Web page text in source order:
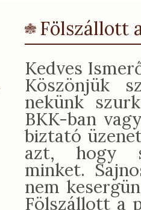
Fölszállott
Kedves
Köszönjük
nekünk
BKK-ban
biztató
azt, hogy
minket.
nem
Fölszállott a